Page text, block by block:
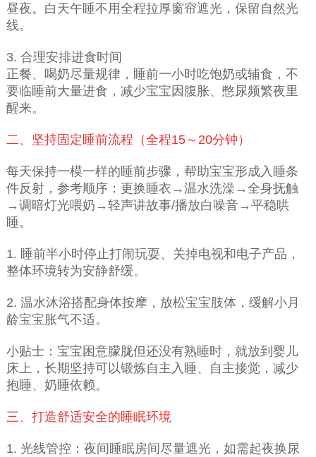
昼夜。白天午睡不用全程拉厚窗帘遮光，保留自然光
线。
3. 合理安排进食时间
正餐、喝奶尽量规律，睡前一小时吃饱奶或辅食，不
要临睡前大量进食，减少宝宝因腹胀、憋尿频繁夜里
醒来。
二、坚持固定睡前流程（全程15～20分钟）
每天保持一模一样的睡前步骤，帮助宝宝形成入睡条
件反射，参考顺序：更换睡衣→温水洗澡→全身抚触
→调暗灯光喂奶→轻声讲故事/播放白噪音→平稳哄
睡。
1. 睡前半小时停止打闹玩耍、关掉电视和电子产品，
整体环境转为安静舒缓。
2. 温水沐浴搭配身体按摩，放松宝宝肢体，缓解小月
龄宝宝胀气不适。
小贴士：宝宝困意朦胧但还没有熟睡时，就放到婴儿
床上，长期坚持可以锻炼自主入睡、自主接觉，减少
抱睡、奶睡依赖。
三、打造舒适安全的睡眠环境
1. 光线管控：夜间睡眠房间尽量遮光，如需起夜换尿